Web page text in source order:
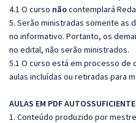
4.1 O curso nãocontemplará
5. Serão ministradas somente as
no informativo. Portanto, os
no edital, não serão ministrados.
5.1 O curso está em processo
aulas incluídas ou retiradas para
AULAS EM PDF
1. Conteúdo produzido por